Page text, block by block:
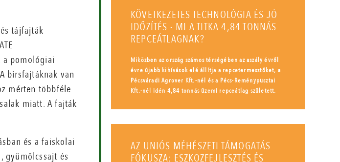
tájfajták
a pomológiai
birsfajtáknak van
mérten többféle
miatt. A fajták
és a faiskolai
gyümölcssajt és
KÖVETKEZETES TECHNOLÓGIA ÉS JÓ
IDŐZÍTÉS - MI A TITKA 4,84 TONNÁS
REPCEÁTLAGNAK?
Miközben az ország számos térségében az aszály évről
évre újabb kihívások elé állítja a repcetermesztőket, a
Pécsváradi Agrover Kft.-nél és a Pécs-Reménypusztai
Kft.-nél idén 4,84 tonnás üzemi repceátlag született.
AZ UNIÓS MÉHÉSZETI TÁMOGATÁS
FÓKUSZA: ESZKÖZFEJLESZTÉS ÉS